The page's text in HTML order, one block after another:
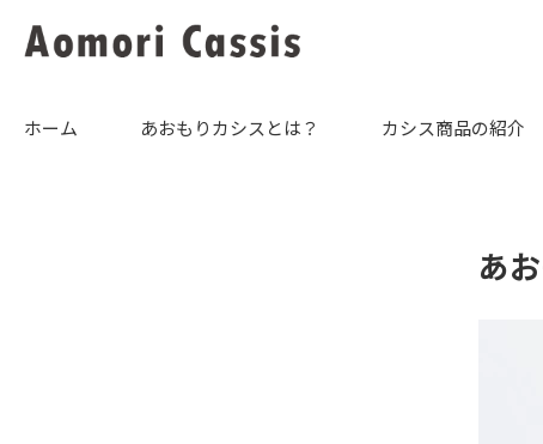
ホーム あおもりカシスとは？ カシス商品の紹介
あ